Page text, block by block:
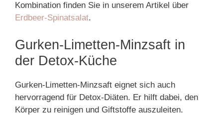
Kombination finden Sie in unserem Artikel über
Erdbeer-Spinatsalat.
Gurken-Limetten-Minzsaft in
der Detox-Küche
Gurken-Limetten-Minzsaft eignet sich auch
hervorragend für Detox-Diäten. Er hilft dabei, den
Körper zu reinigen und Giftstoffe auszuleiten.